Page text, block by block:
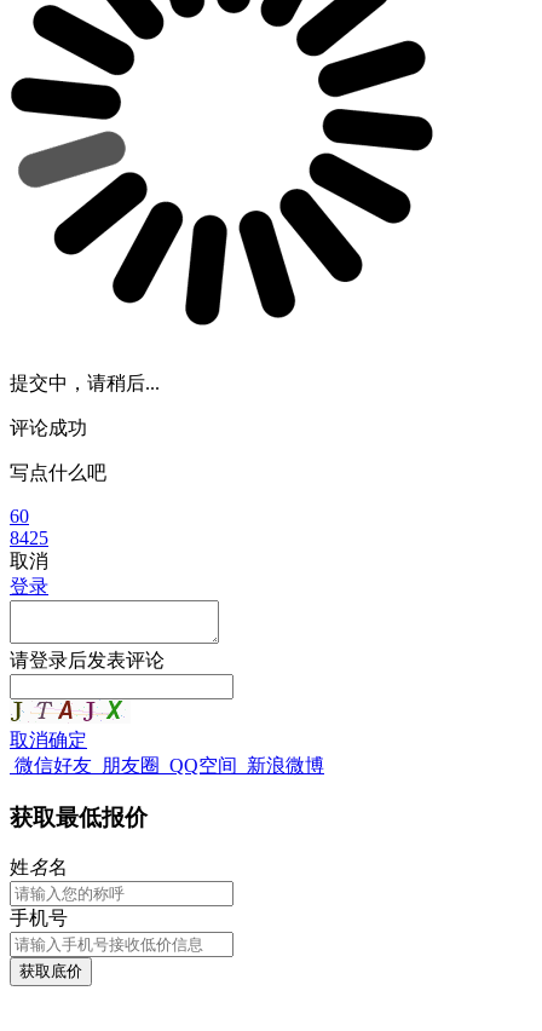
提交中，请稍后...
评论成功
写点什么吧
60
8425
取消
登录
请登录后发表评论
取消确定
微信好友 朋友圈 QQ空间 新浪微博
获取最低报价
姓名名
手机号
获取底价